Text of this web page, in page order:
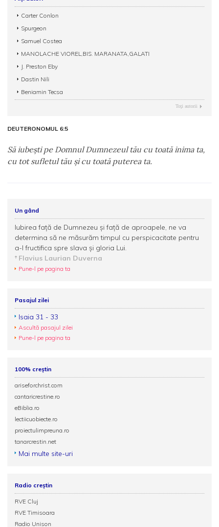
Carter Conlon
Spurgeon
Samuel Costea
MANOLACHE VIOREL,BIS. MARANATA,GALATI
J. Preston Eby
Dastin Nili
Beniamin Tecsa
Toţi autorii
DEUTERONOMUL 6:5
Să iubeşti pe Domnul Dumnezeul tău cu toată inima ta,
cu tot sufletul tău şi cu toată puterea ta.
Un gând
Iubirea faţă de Dumnezeu şi faţă de aproapele, ne va
determina să ne măsurăm timpul cu perspicacitate pentru
a-l fructifica spre slava şi gloria Lui.
Flavius Laurian Duverna
Pune-l pe pagina ta
Pasajul zilei
Isaia 31 - 33
Ascultă pasajul zilei
Pune-l pe pagina ta
100% creștin
ariseforchrist.com
cantaricrestine.ro
eBiblia.ro
lectiicuobiecte.ro
proiectulimpreuna.ro
tanarcrestin.net
Mai multe site-uri
Radio creștin
RVE Cluj
RVE Timisoara
Radio Unison